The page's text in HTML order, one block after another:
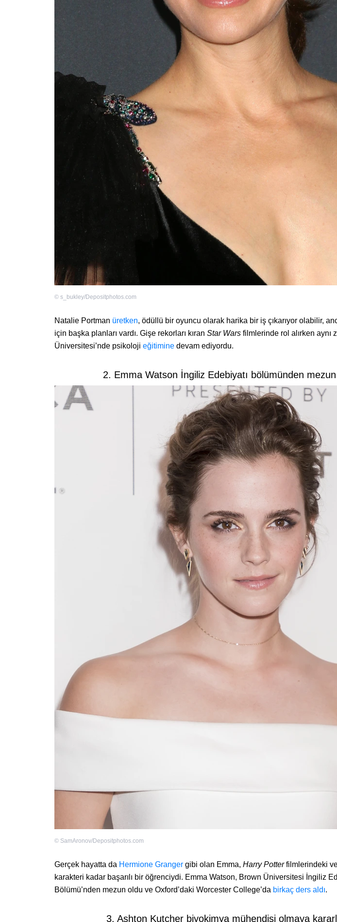
© s_bukley/Depositphotos.com
Natalie Portman üretken, ödüllü bir oyuncu olarak harika bir iş çıkarıyor olabilir,
için başka planları vardı. Gişe rekorları kıran Star Wars filmlerinde rol alırken aynı
Üniversitesi’nde psikoloji eğitimine devam ediyordu.
2. Emma Watson İngiliz Edebiyatı bölümünden
© SamAronov/Depositphotos.com
Gerçek hayatta da Hermione Granger gibi olan Emma, Harry Potterfilmlerindeki
karakteri kadar başarılı bir öğrenciydi. Emma Watson, Brown Üniversitesi İngiliz
Bölümü’nden mezun oldu ve Oxford’daki Worcester College’da birkaç ders aldı.
3. Ashton Kutcher biyokimya mühendisi olmaya